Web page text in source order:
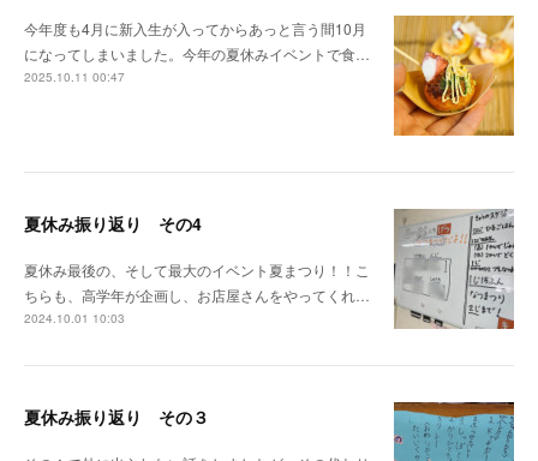
今年度も4月に新入生が入ってからあっと言う間10月
になってしまいました。今年の夏休みイベントで食…
2025.10.11 00:47
夏休み振り返り その4
夏休み最後の、そして最大のイベント夏まつり！！こ
ちらも、高学年が企画し、お店屋さんをやってくれ…
2024.10.01 10:03
夏休み振り返り その３